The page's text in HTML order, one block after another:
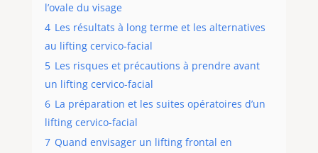
l’ovale du visage
4 Les résultats à long terme et les alternatives
au lifting cervico-facial
5 Les risques et précautions à prendre avant
un lifting cervico-facial
6 La préparation et les suites opératoires d’un
lifting cervico-facial
7 Quand envisager un lifting frontal en